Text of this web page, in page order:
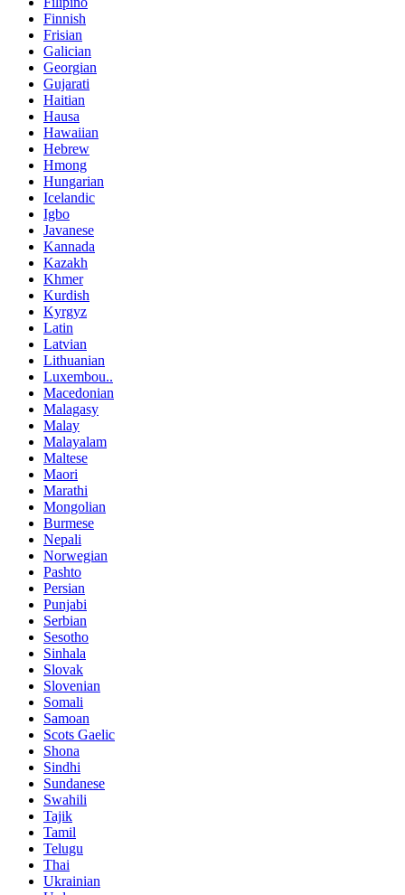
Finnish
Frisian
Galician
Georgian
Gujarati
Haitian
Hausa
Hawaiian
Hebrew
Hmong
Hungarian
Icelandic
Igbo
Javanese
Kannada
Kazakh
Khmer
Kurdish
Kyrgyz
Latin
Latvian
Lithuanian
Luxembou..
Macedonian
Malagasy
Malay
Malayalam
Maltese
Maori
Marathi
Mongolian
Burmese
Nepali
Norwegian
Pashto
Persian
Punjabi
Serbian
Sesotho
Sinhala
Slovak
Slovenian
Somali
Samoan
Scots Gaelic
Shona
Sindhi
Sundanese
Swahili
Tajik
Tamil
Telugu
Thai
Ukrainian